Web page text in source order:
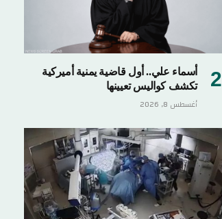
أسماء علي.. أول قاضية يمنية أميركية
تكشف كواليس تعيينها
أغسطس 8, 2026